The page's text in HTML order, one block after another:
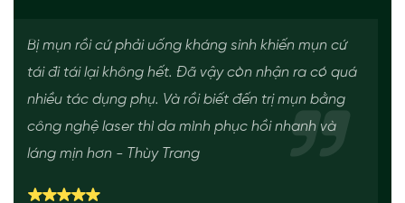
Bị mụn rồi cứ phải uống kháng sinh khiến mụn cứ
tái đi tái lại không hết. Đã vậy còn nhận ra có quá
nhiều tác dụng phụ. Và rồi biết đến trị mụn bằng
công nghệ laser thì da mình phục hồi nhanh và
láng mịn hơn - Thùy Trang